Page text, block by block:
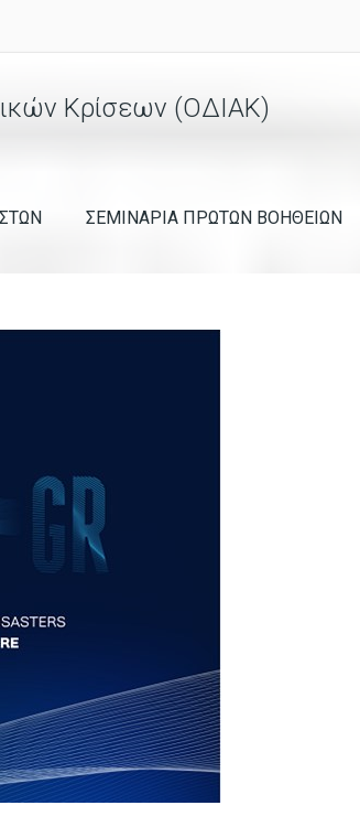
Κρίσεων (ΟΔΙΑΚ)
ΣΕΜΙΝΑΡΙΑ ΠΡΩΤΩΝ ΒΟΗΘΕΙΩΝ